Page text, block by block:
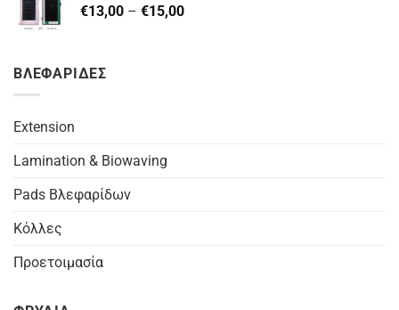
€13,00 – €15,00Price
ΒΛΕΦΑΡΙΔΕΣ
Extension
Lamination & Biowaving
Pads Βλεφαρίδων
Κόλλες
Προετοιμασία